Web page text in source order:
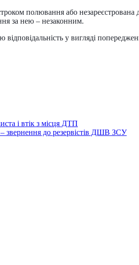
полювання або
за нею – незаконним.
у вигляді
і втік з місця ДТП
– звернення до резервістів ДШВ ЗСУ